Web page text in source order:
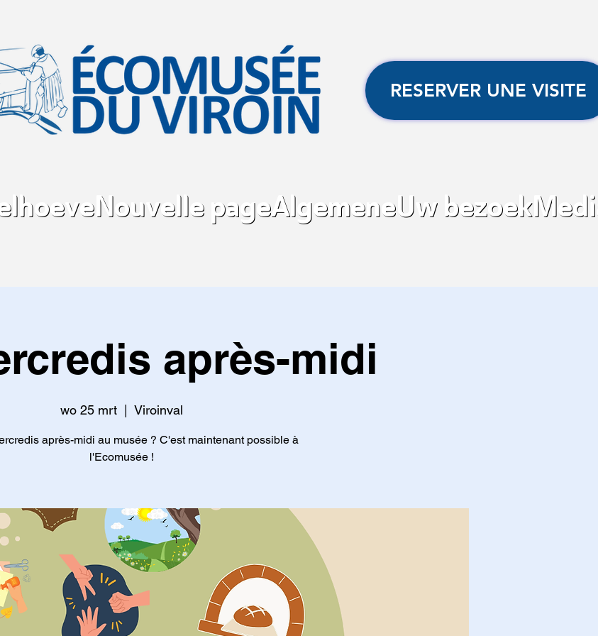
Nouvelle pageAlgemeneUw bezoek
RESERVER UNE VISITE
après-midi
wo 25 mrt
  |
Viroinval
après-midi au musée ? C'est maintenant possible à
l'Ecomusée !